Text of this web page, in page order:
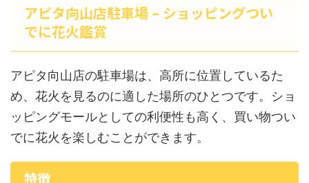
アピタ向山店駐車場 – ショッピングつい
でに花火鑑賞
アピタ向山店の駐車場は、高所に位置しているた
め、花火を見るのに適した場所のひとつです。ショ
ッピングモールとしての利便性も高く、買い物つい
でに花火を楽しむことができます。
特徴